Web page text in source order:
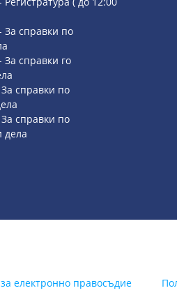
За справки по
За справки го
справки по
справки по
дела
електронно правосъдие